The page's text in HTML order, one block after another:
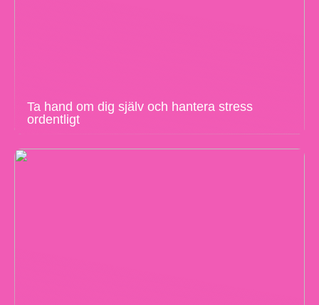
Ta hand om dig själv och hantera stress
ordentligt